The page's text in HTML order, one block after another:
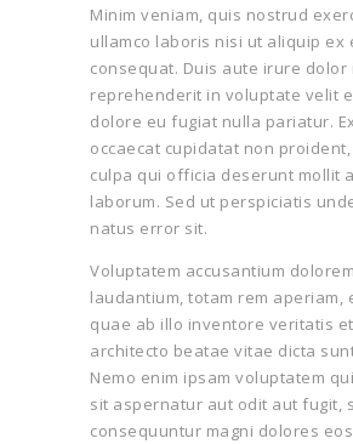
Minim veniam, quis nostrud
ullamco laboris nisi ut aliquip ex
consequat. Duis aute irure dolor
reprehenderit in voluptate velit
dolore eu fugiat nulla pariatur.
occaecat cupidatat non
culpa qui officia deserunt mollit
laborum. Sed ut perspiciatis
natus error sit.
Voluptatem accusantium
laudantium, totam rem aperiam,
quae ab illo inventore veritatis
architecto beatae vitae dicta
Nemo enim ipsam voluptatem
sit aspernatur aut odit aut fugit,
consequuntur magni dolores